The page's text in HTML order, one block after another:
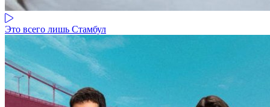
Это всего лишь Стамбул